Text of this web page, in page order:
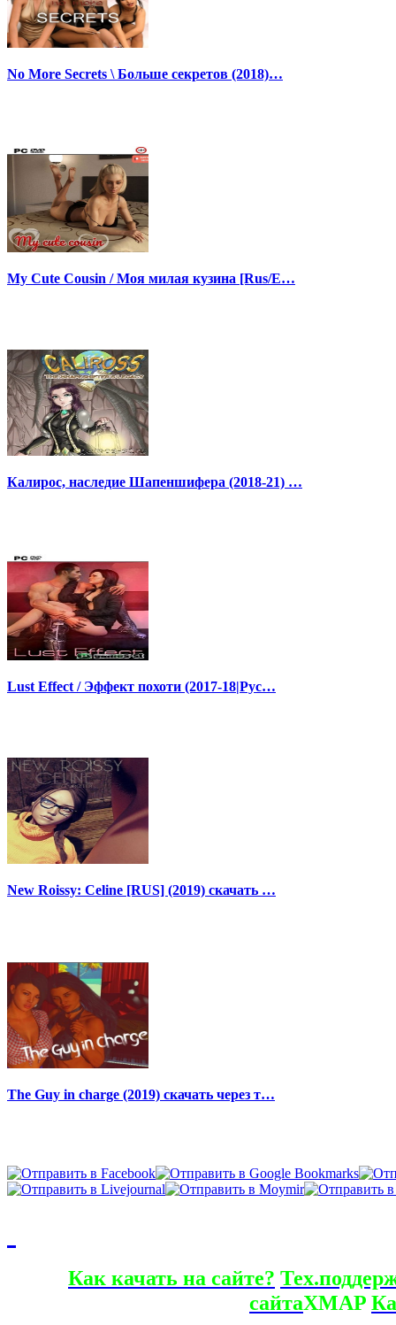
No More Secrets \ Больше секретов (2018)…
My Cute Cousin / Моя милая кузина [Rus/E…
Калирос, наследие Шапеншифера (2018-21) …
Lust Effect / Эффект похоти (2017-18|Рус…
New Roissy: Celine [RUS] (2019) скачать …
The Guy in charge (2019) скачать через т…
Как качать на сайте?
сайтаXMAP